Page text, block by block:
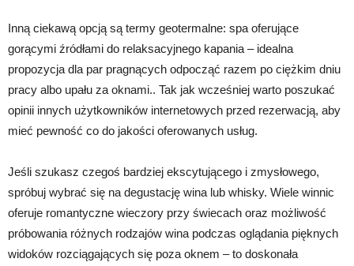
Inną ciekawą opcją są termy geotermalne: spa oferujące
gorącymi źródłami do relaksacyjnego kapania – idealna
propozycja dla par pragnących odpocząć razem po ciężkim dniu
pracy albo upału za oknami.. Tak jak wcześniej warto poszukać
opinii innych użytkowników internetowych przed rezerwacją, aby
mieć pewność co do jakości oferowanych usług.
Jeśli szukasz czegoś bardziej ekscytującego i zmysłowego,
spróbuj wybrać się na degustację wina lub whisky. Wiele winnic
oferuje romantyczne wieczory przy świecach oraz możliwość
próbowania różnych rodzajów wina podczas oglądania pięknych
widoków rozciągających się poza oknem – to doskonała